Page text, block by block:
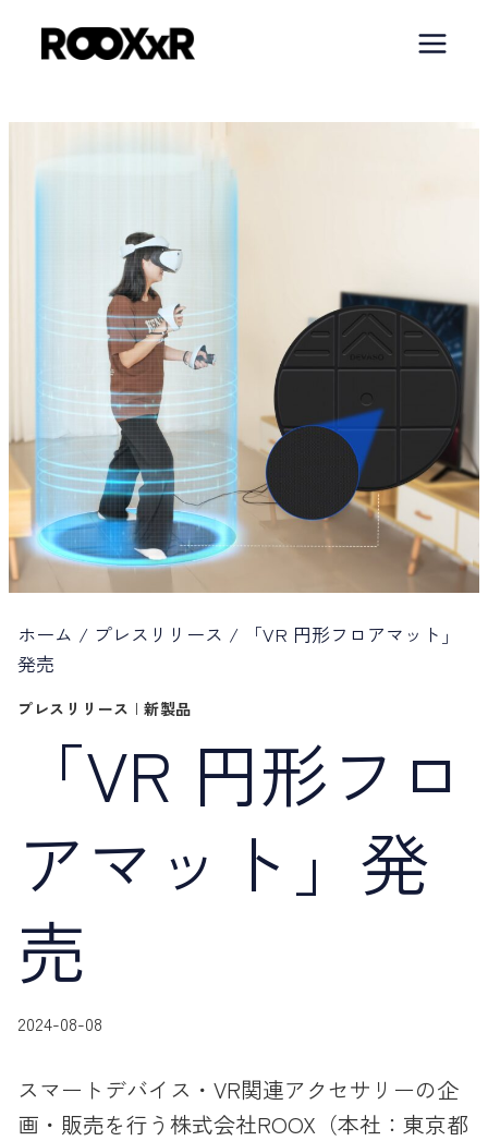
ス
ホーム / プレスリリース /
「VR 円形フロアマット」
発売
プレスリリース |新製品
「VR 円形フロ
アマット」発
売
2024-08-08
スマートデバイス・VR関連アクセサリーの企
画・販売を行う株式会社ROOX（本社：東京都